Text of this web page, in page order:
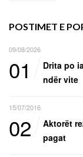
POSTIMET E
09/08/2026
01
Drita po
ndër vite
15/07/2016
02
Aktorët
pagat